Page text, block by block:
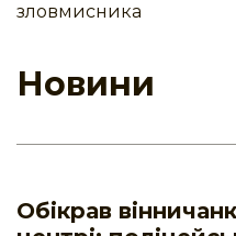
зловмисника
Новини
Обікрав